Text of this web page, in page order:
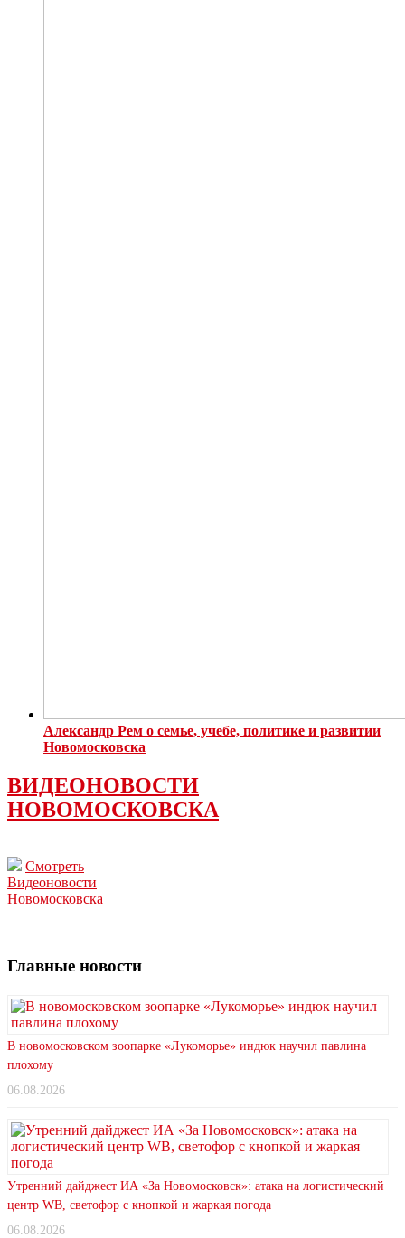
Александр Рем о семье, учебе, политике и развитии
Новомосковска
ВИДЕОНОВОСТИ
НОВОМОСКОВСКА
Смотреть
Видеоновости
Новомосковска
Главные новости
В новомосковском зоопарке «Лукоморье» индюк научил павлина
плохому
06.08.2026
Утренний дайджест ИА «За Новомосковск»: атака на логистический
центр WB, светофор с кнопкой и жаркая погода
06.08.2026